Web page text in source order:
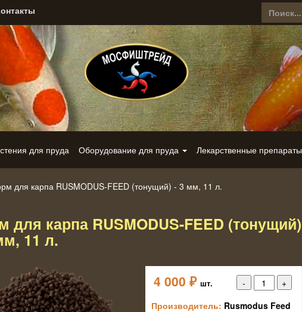
для пруда Оборудование для пруда Лекарственные препараты
для карпа RUSMODUS-FEED (тонущий) - 3 мм, 11 л.
для карпа RUSMODUS-FEED (тонущий)
11 л.
4 000 ₽ шт.
Производитель: Rusmodus Feed